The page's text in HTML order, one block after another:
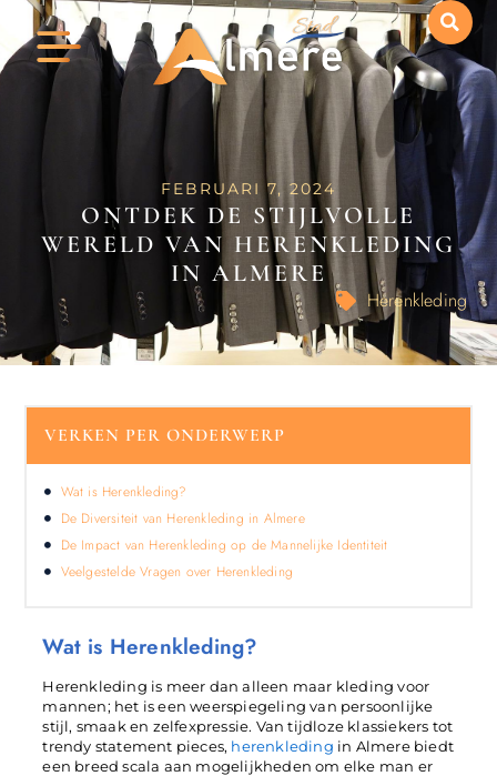
FEBRUARI 7, 2024
ONTDEK DE STIJLVOLLE
WERELD VAN HERENKLEDING
IN ALMERE
Herenkleding
Wat is Herenkleding?
Herenkleding is meer dan alleen maar kleding voor
mannen; het is een weerspiegeling van persoonlijke
stijl, smaak en zelfexpressie. Van tijdloze klassiekers tot
trendy statement pieces, herenkleding in Almere biedt
een breed scala aan mogelijkheden om elke man er
VERKEN PER ONDERWERP
Wat is Herenkleding?
De Diversiteit van Herenkleding in Almere
De Impact van Herenkleding op de Mannelijke Identiteit
Veelgestelde Vragen over Herenkleding